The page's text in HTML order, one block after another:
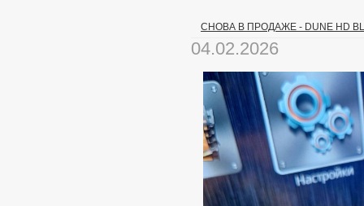
СНОВА В ПРОДАЖЕ - DUNE HD
04.02.2026